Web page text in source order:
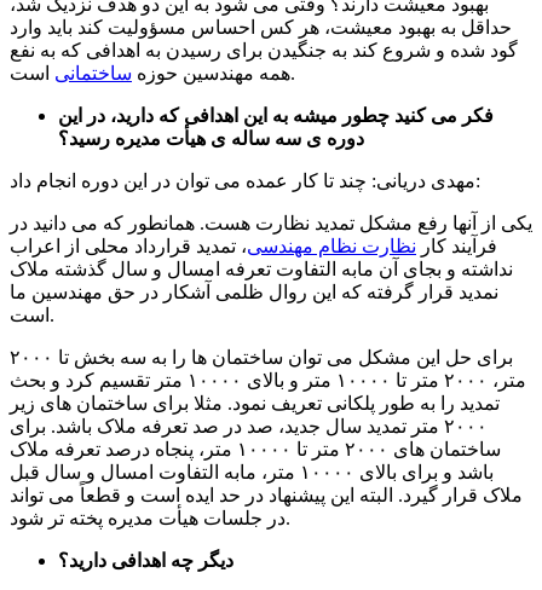
حداقل به بهبود معیشت، هر کس احساس مسؤولیت کند باید وارد
گود شده و شروع کند به جنگیدن برای رسیدن به اهدافی که به نفع
همه مهندسین حوزه ساختمانی است.
فکر می کنید چطور میشه به این اهدافی که دارید، در این
دوره ی سه ساله ی هیأت مدیره رسید؟
مهدی دریانی: چند تا کار عمده می توان در این دوره انجام داد:
یکی از آنها رفع مشکل تمدید نظارت هست. همانطور که می دانید در
فرآیند کار نظارت نظام مهندسی، تمدید قرارداد محلی از اعراب
نداشته و بجای آن مابه التفاوت تعرفه امسال و سال گذشته ملاک
نمدید قرار گرفته که این روال ظلمی آشکار در حق مهندسین ما
است.
برای حل این مشکل می توان ساختمان ها را به سه بخش تا ۲۰۰۰
متر، ۲۰۰۰ متر تا ۱۰۰۰۰ متر و بالای ۱۰۰۰۰ متر تقسیم کرد و بحث
تمدید را به طور پلکانی تعریف نمود. مثلا برای ساختمان های زیر
۲۰۰۰ متر تمدید سال جدید، صد در صد تعرفه ملاک باشد. برای
ساختمان های ۲۰۰۰ متر تا ۱۰۰۰۰ متر، پنجاه درصد تعرفه ملاک
باشد و برای بالای ۱۰۰۰۰ متر، مابه التفاوت امسال و سال قبل
ملاک قرار گیرد. البته این پیشنهاد در حد ایده است و قطعاً می تواند
در جلسات هیأت مدیره پخته تر شود.
دیگر چه اهدافی دارید؟